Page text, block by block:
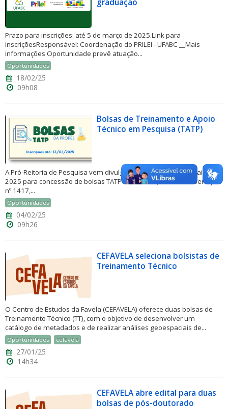
graduação
Prazo para inscrições: até 5 de março de 2025.Link para
inscriçõesResponsável: Coordenação do PRILEI - UFABC __Mais
informações Oportunidade prevê atuação...
Oportunidades
18/02/25
09h08
Bolsas de Treinamento e Apoio
Técnico em Pesquisa (TATP)
A Pró-Reitoria de Pesquisa vem divulgar a publicação dos Editais
2025 para concessão de bolsas TATP níveis I e II (Boletim de Serviço
nº 1417,...
Oportunidades
04/02/25
09h26
CEFAVELA seleciona bolsistas de
Treinamento Técnico
O Centro de Estudos da Favela (CEFAVELA) oferece duas bolsas de
Treinamento Técnico (TT), com o objetivo de desenvolver um
catálogo de metadados e de realizar análises geoespaciais de...
Oportunidades cefavela
27/01/25
14h34
CEFAVELA abre edital para duas
bolsas de pós-doutorado